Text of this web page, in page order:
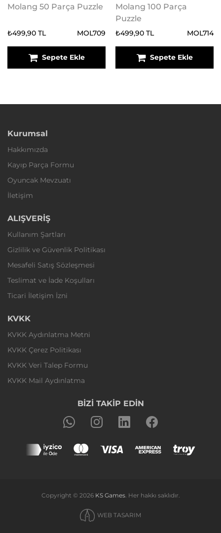
Molang 50 Parça Puzzle
₺499,90 TL MOL709
Sepete Ekle
Molang 100 Parça
Puzzle
₺499,90 TL MOL714
Sepete Ekle
Kurumsal
Hakkımızda
Kayıp Parça Formu
Oyuncak Mevzuatı
İletişim
ALIŞVERİŞ
Kullanım Şartları
Gizlilik ve Güvenlik Politikası
Mesafeli Satış Sözleşmesi
Teslimat ve İade Koşulları
Ticari İletişim İzni
KVKK
KVKK Aydınlatma Metni
KVKK Çerez Politikası
KVKK Veri Talep Formu
KVKK Mail Aydınlatma
BİZİ TAKİP EDİN
Copyright © 2026 KS Games. Her hakkı saklıdır.
WEB TASARIM